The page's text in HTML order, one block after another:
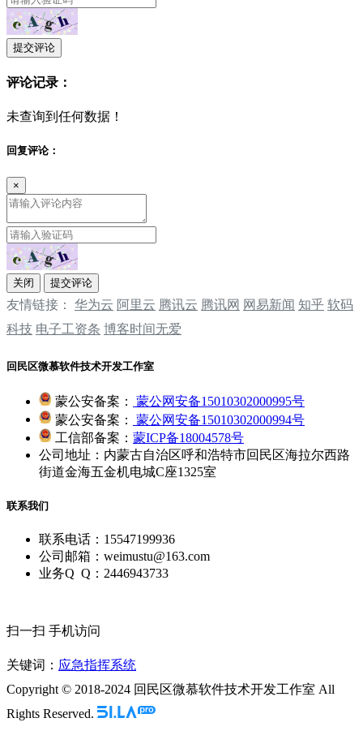
提交评论
评论记录：
未查询到任何数据！
回复评论：
×
关闭 提交评论
友情链接： 华为云 阿里云 腾讯云 ‌‌腾讯网 ‌‌网易新闻 ‌‌知乎 软码
科技 电子工资条 博客时间无爱
回民区微慕软件技术开发工作室
蒙公安备案：
蒙公网安备15010302000995号
蒙公安备案：
蒙公网安备15010302000994号
工信部备案： 蒙ICP备18004578号
公司地址：内蒙古自治区呼和浩特市回民区海拉尔西路
街道金海五金机电城C座1325室
联系我们
联系电话：15547199936
公司邮箱：weimustu@163.com
业务Q Q：2446943733
扫一扫 手机访问
关键词： 应急指挥系统
Copyright © 2018-2024 回民区微慕软件技术开发工作室 All
Rights Reserved.